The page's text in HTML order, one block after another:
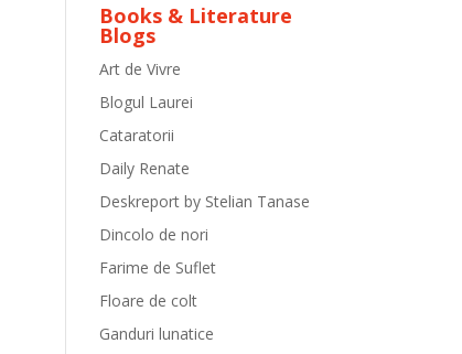
Books & Literature
Blogs
Art de Vivre
Blogul Laurei
Cataratorii
Daily Renate
Deskreport by Stelian Tanase
Dincolo de nori
Farime de Suflet
Floare de colt
Ganduri lunatice